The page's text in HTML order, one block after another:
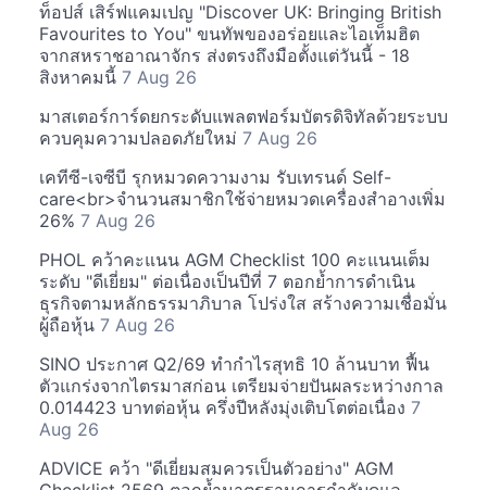
ท็อปส์ เสิร์ฟแคมเปญ "Discover UK: Bringing British
Favourites to You" ขนทัพของอร่อยและไอเท็มฮิต
จากสหราชอาณาจักร ส่งตรงถึงมือตั้งแต่วันนี้ - 18
สิงหาคมนี้ 7 Aug 26
มาสเตอร์การ์ดยกระดับแพลตฟอร์มบัตรดิจิทัลด้วยระบบ
ควบคุมความปลอดภัยใหม่ 7 Aug 26
เคทีซี-เจซีบี รุกหมวดความงาม รับเทรนด์ Self-
care<br>จำนวนสมาชิกใช้จ่ายหมวดเครื่องสำอางเพิ่ม
26% 7 Aug 26
PHOL คว้าคะแนน AGM Checklist 100 คะแนนเต็ม
ระดับ "ดีเยี่ยม" ต่อเนื่องเป็นปีที่ 7 ตอกย้ำการดำเนิน
ธุรกิจตามหลักธรรมาภิบาล โปร่งใส สร้างความเชื่อมั่น
ผู้ถือหุ้น 7 Aug 26
SINO ประกาศ Q2/69 ทำกำไรสุทธิ 10 ล้านบาท ฟื้น
ตัวแกร่งจากไตรมาสก่อน เตรียมจ่ายปันผลระหว่างกาล
0.014423 บาทต่อหุ้น ครึ่งปีหลังมุ่งเติบโตต่อเนื่อง 7
Aug 26
ADVICE คว้า "ดีเยี่ยมสมควรเป็นตัวอย่าง" AGM